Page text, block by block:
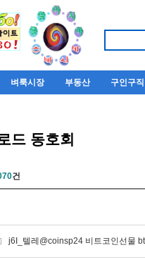
벼룩시장 부동산 구인구직
드 동호회
건
j6I_텔레@coinsp24 비트코인선물